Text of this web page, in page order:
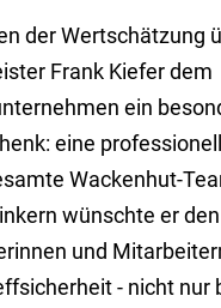
der Wertschätzung
Frank Kiefer dem
ein
eine
Wackenhut-
wünschte er den
und
- nicht nur